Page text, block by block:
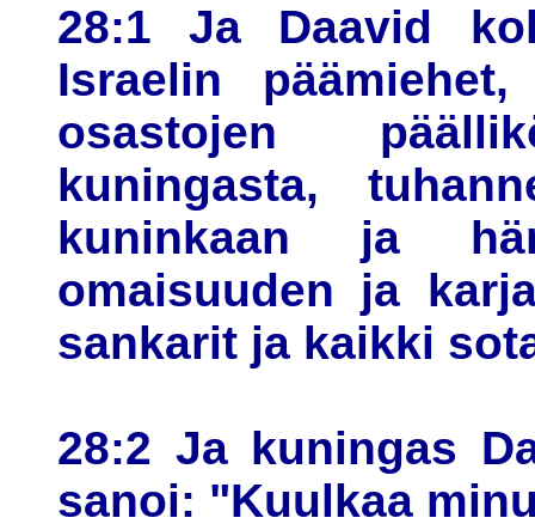
28:1 Ja Daavid
Israelin
osastojen
kuningasta,
kuninkaan ja
omaisuuden ja
sankarit ja kaikki
28:2 Ja kuningas
sanoi: "Kuulkaa